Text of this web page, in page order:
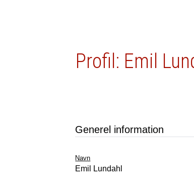
Profil: Emil
Generel information
Navn
Emil Lundahl